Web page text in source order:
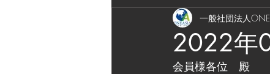
2022年
一般社団法人
会員様各位　殿